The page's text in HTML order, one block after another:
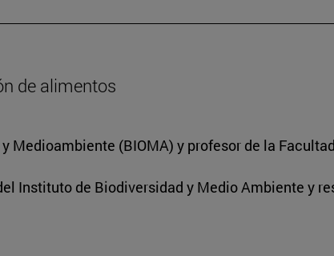
de alimentos
Medioambiente (BIOMA) y profesor de la
Instituto de Biodiversidad y Medio Ambiente y